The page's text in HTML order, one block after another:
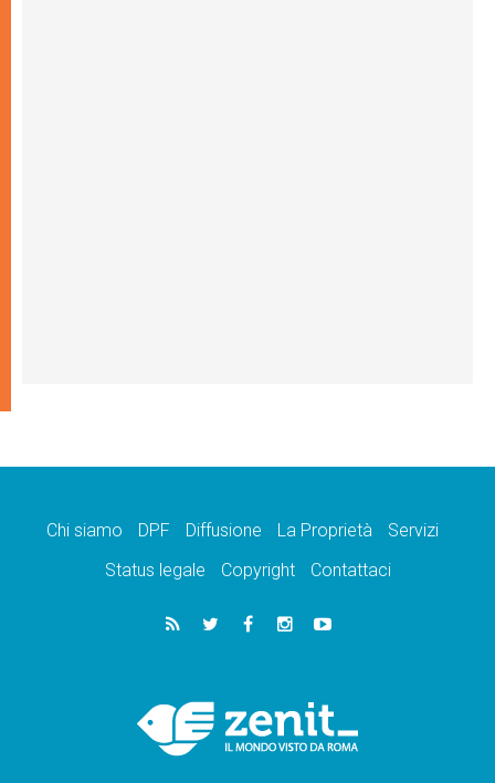
Chi siamo DPF Diffusione La Proprietà
Servizi
Status legale
Copyright Contattaci